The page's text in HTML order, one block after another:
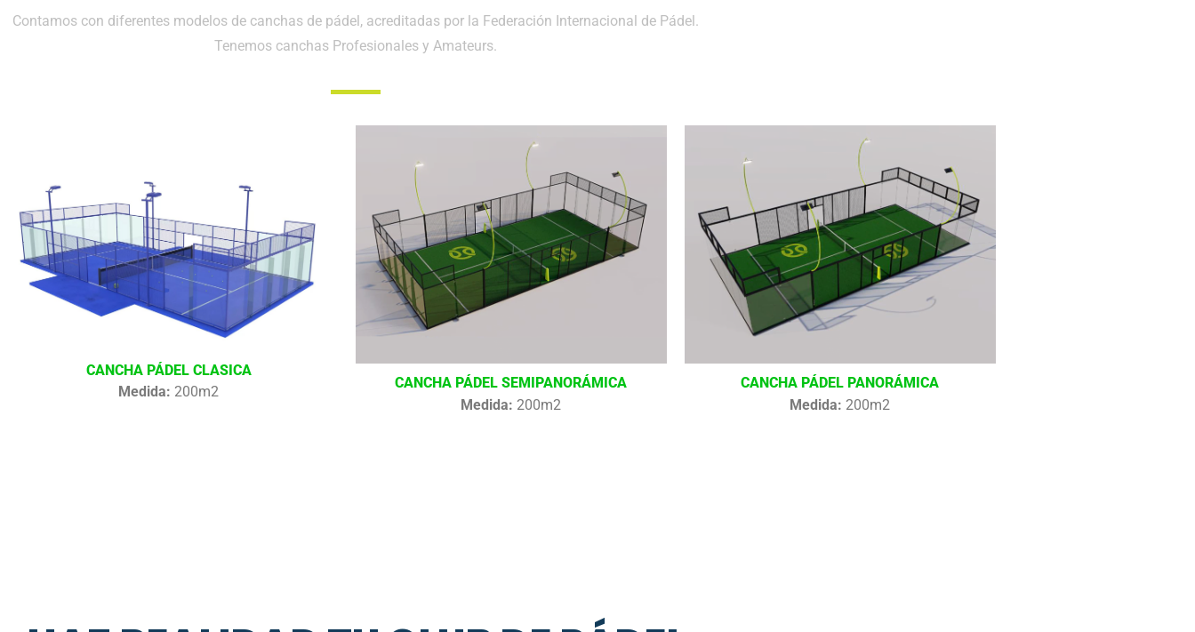
Contamos con diferentes modelos de canchas de pádel, acreditadas por la Federación Internacional de Pádel.
Tenemos canchas Profesionales y Amateurs.
CANCHA PÁDEL CLASICA
Medida: 200m2
CANCHA PÁDEL SEMIPANORÁMICA
Medida: 200m2
CANCHA PÁDEL PANORÁMICA
Medida: 200m2